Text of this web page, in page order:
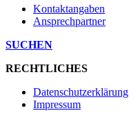
Kontaktangaben
Ansprechpartner
SUCHEN
RECHTLICHES
Datenschutzerklärung
Impressum